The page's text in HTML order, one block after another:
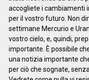
accogliete i cambiamenti
per il vostro futuro. Non
settimane Mercurio e
vostro cielo, e, quindi,
importante. È possibile
una notizia importante
per ciò che sognate,